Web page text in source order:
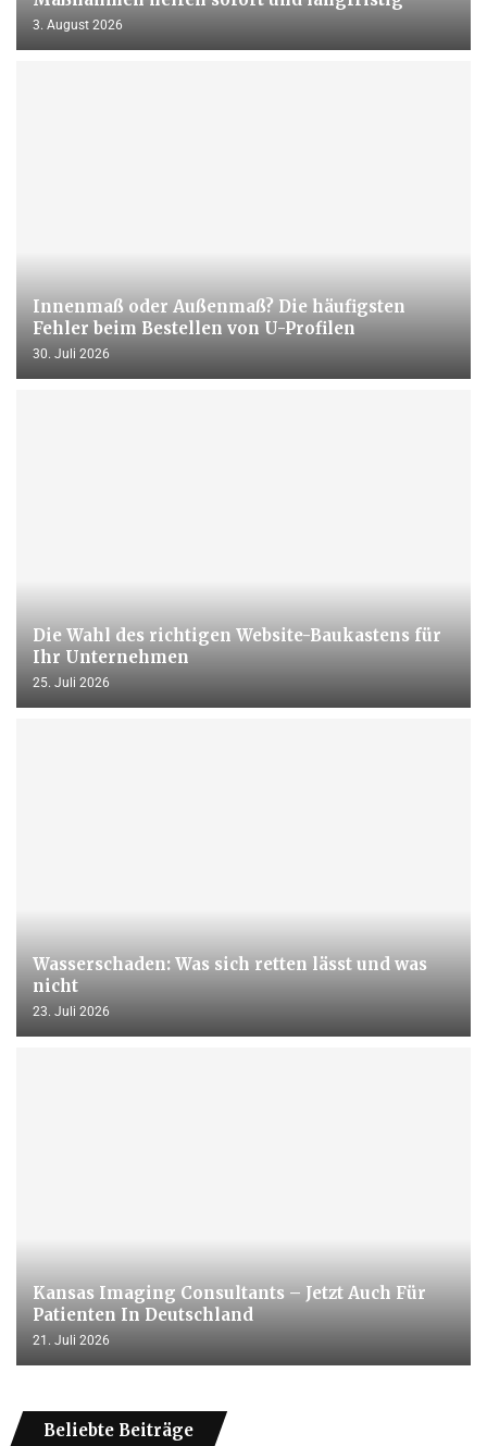
3. August 2026
Innenmaß oder Außenmaß? Die häufigsten
Fehler beim Bestellen von U-Profilen
30. Juli 2026
Die Wahl des richtigen Website-Baukastens für
Ihr Unternehmen
25. Juli 2026
Wasserschaden: Was sich retten lässt und was
nicht
23. Juli 2026
Kansas Imaging Consultants – Jetzt Auch Für
Patienten In Deutschland
21. Juli 2026
Beliebte Beiträge